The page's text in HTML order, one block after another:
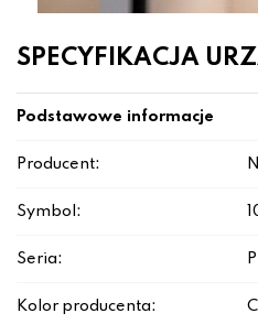
SPECYFIKACJA
Podstawowe informacje
Producent:
Symbol:
Seria:
Kolor producenta: